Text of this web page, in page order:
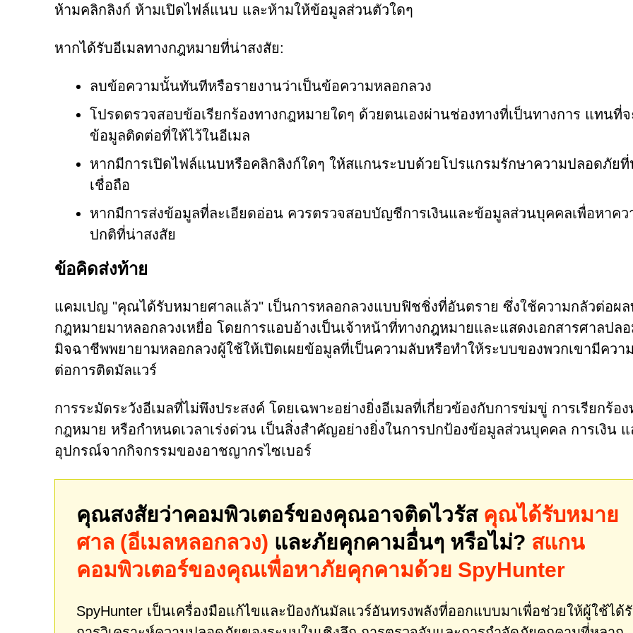
ห้ามคลิกลิงก์ ห้ามเปิดไฟล์แนบ และห้ามให้ข้อมูลส่วนตัวใดๆ
หากได้รับอีเมลทางกฎหมายที่น่าสงสัย:
ลบข้อความนั้นทันทีหรือรายงานว่าเป็นข้อความหลอกลวง
โปรดตรวจสอบข้อเรียกร้องทางกฎหมายใดๆ ด้วยตนเองผ่านช่องทางที่เป็นทางการ แทนที่จ
ข้อมูลติดต่อที่ให้ไว้ในอีเมล
หากมีการเปิดไฟล์แนบหรือคลิกลิงก์ใดๆ ให้สแกนระบบด้วยโปรแกรมรักษาความปลอดภัยที่
เชื่อถือ
หากมีการส่งข้อมูลที่ละเอียดอ่อน ควรตรวจสอบบัญชีการเงินและข้อมูลส่วนบุคคลเพื่อหาคว
ปกติที่น่าสงสัย
ข้อคิดส่งท้าย
แคมเปญ "คุณได้รับหมายศาลแล้ว" เป็นการหลอกลวงแบบฟิชชิ่งที่อันตราย ซึ่งใช้ความกลัวต่อผล
กฎหมายมาหลอกลวงเหยื่อ โดยการแอบอ้างเป็นเจ้าหน้าที่ทางกฎหมายและแสดงเอกสารศาลปล
มิจฉาชีพพยายามหลอกลวงผู้ใช้ให้เปิดเผยข้อมูลที่เป็นความลับหรือทำให้ระบบของพวกเขามีความ
ต่อการติดมัลแวร์
การระมัดระวังอีเมลที่ไม่พึงประสงค์ โดยเฉพาะอย่างยิ่งอีเมลที่เกี่ยวข้องกับการข่มขู่ การเรียกร้อง
กฎหมาย หรือกำหนดเวลาเร่งด่วน เป็นสิ่งสำคัญอย่างยิ่งในการปกป้องข้อมูลส่วนบุคคล การเงิน แ
อุปกรณ์จากกิจกรรมของอาชญากรไซเบอร์
คุณสงสัยว่าคอมพิวเตอร์ของคุณอาจติดไวรัส คุณได้รับหมาย
ศาล (อีเมลหลอกลวง) และภัยคุกคามอื่นๆ หรือไม่? สแกน
คอมพิวเตอร์ของคุณเพื่อหาภัยคุกคามด้วย SpyHunter
SpyHunter เป็นเครื่องมือแก้ไขและป้องกันมัลแวร์อันทรงพลังที่ออกแบบมาเพื่อช่วยให้ผู้ใช้ได้